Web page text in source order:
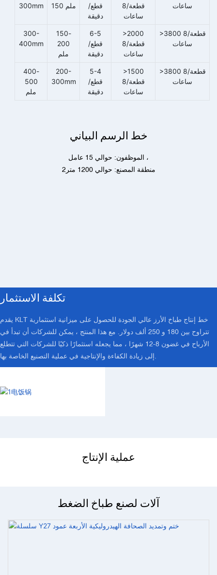
300mm
150 ملم
قطع/
دقيقة
قطعة/8
ساعات
ساعات
300-
400mm
150-
200
ملم
6-5
قطع/
دقيقة
>2000
قطعة/8
ساعات
>3800 قطعة/8
ساعات
400-
500
ملم
200-
300mm
5-4
قطع/
دقيقة
>1500
قطعة/8
ساعات
>3800 قطعة/8
ساعات
خط الرسم البياني
الموظفون: حوالي 15 عامل ،
منطقة المصنع: حوالي 1200 متر2
تكلفة الاستثمار
يقدم KLT خط إنتاج طباخ الأرز عالي الجودة للحصول على ميزانية استثمارية
تتراوح بين 180 و 250 ألف دولار. مع هذا المنتج ، يمكن للشركات أن تبدأ في
الأرباح في غضون 8-12 شهرًا ، مما يجعله استثمارًا ذكيًا للشركات التي تتطلع
عملية الإنتاج
آلات لصنع طباخ الضغط